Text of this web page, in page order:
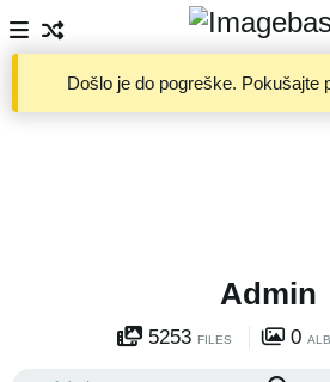
Došlo je do pogreške. Pokušajte
Admin
5253 FILES 0